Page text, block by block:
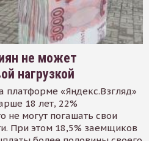
не может
нагрузкой
платформе «Яндекс.Взгляд»
18 лет, 22%
не могут погашать свои
При этом 18,5% заемщиков